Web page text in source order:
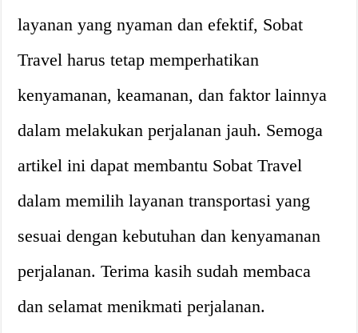
layanan yang nyaman dan efektif, Sobat
Travel harus tetap memperhatikan
kenyamanan, keamanan, dan faktor lainnya
dalam melakukan perjalanan jauh. Semoga
artikel ini dapat membantu Sobat Travel
dalam memilih layanan transportasi yang
sesuai dengan kebutuhan dan kenyamanan
perjalanan. Terima kasih sudah membaca
dan selamat menikmati perjalanan.